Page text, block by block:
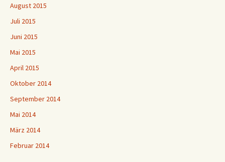
August 2015
Juli 2015
Juni 2015
Mai 2015
April 2015
Oktober 2014
September 2014
Mai 2014
März 2014
Februar 2014